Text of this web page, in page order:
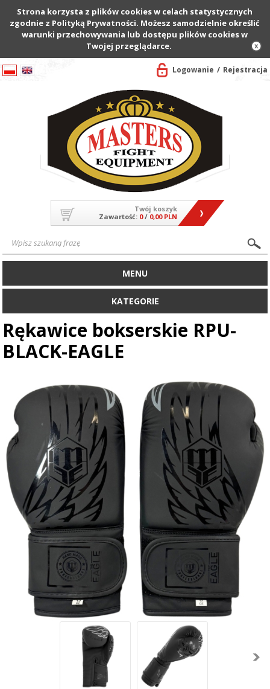
Strona korzysta z plików cookies w celach statystycznych
zgodnie z Polityką Prywatności. Możesz samodzielnie określić
warunki przechowywania lub dostępu plików cookies w
Twojej przeglądarce.
Logowanie Rejestracja
Twój koszyk
Zawartość: 0/ 0,00 PLN
MENU
KATEGORIE
Rękawice bokserskie RPU-
BLACK-EAGLE